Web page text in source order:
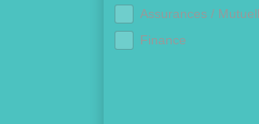
Assurances /
Finance